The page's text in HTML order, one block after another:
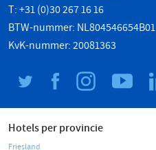
T: +31 (0)30 267 16 16
BTW-nummer: NL804546654B01
KvK-nummer: 20081363
Hotels per provincie
Friesland